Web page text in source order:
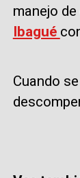
manejo
Ibagué
Cuando